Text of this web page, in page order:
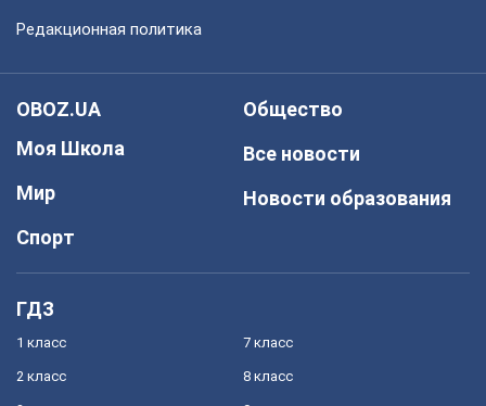
Редакционная политика
OBOZ.UA
Моя Школа
Мир
Спорт
Общество
Все новости
Новости образования
ГДЗ
1 класс
2 класс
7 класс
8 класс